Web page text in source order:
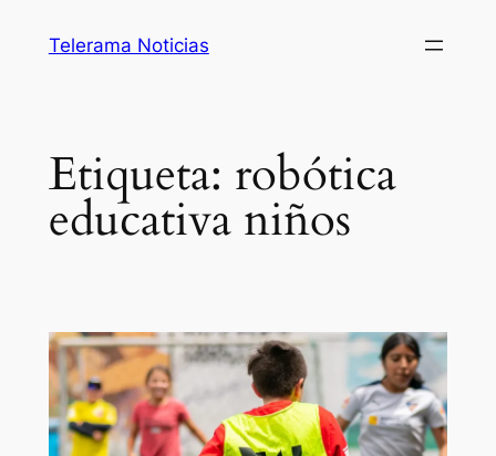
Telerama Noticias
Etiqueta: robótica
educativa niños